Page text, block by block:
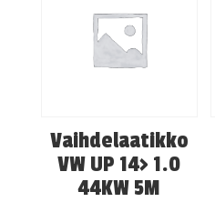
Vaihdelaatikko
VW UP 14> 1.0
44KW 5M